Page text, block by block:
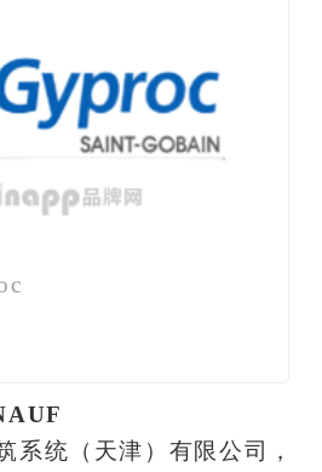
系统（天津）有限公司，